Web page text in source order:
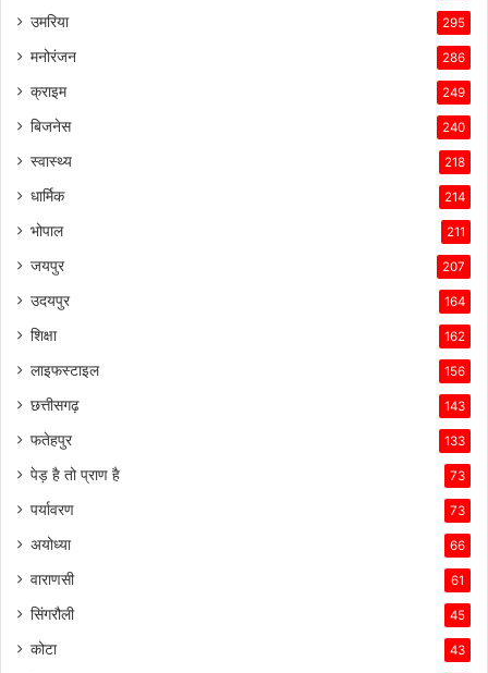
उमरिया 295
मनोरंजन 286
क्राइम 249
बिजनेस 240
स्वास्थ्य 218
धार्मिक 214
भोपाल 211
जयपुर 207
उदयपुर 164
शिक्षा 162
लाइफस्टाइल 156
छत्तीसगढ़ 143
फतेहपुर 133
पेड़ है तो प्राण है 73
पर्यावरण 73
अयोध्या 66
वाराणसी 61
सिंगरौली 45
कोटा 43